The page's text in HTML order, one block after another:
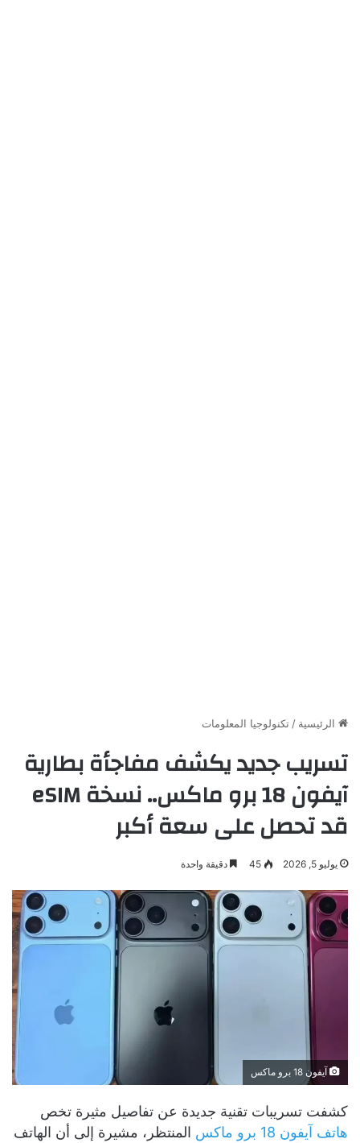
الرئيسية /تكنولوجيا المعلومات
تسريب جديد يكشف مفاجأة بطارية
آيفون 18 برو ماكس.. نسخة eSIM
قد تحصل على سعة أكبر
يوليو 5, 2026 45 دقيقة واحدة
آيفون 18 برو ماكس
كشفت تسريبات تقنية جديدة عن تفاصيل مثيرة تخص
هاتف آيفون 18 برو ماكس
المنتظر، مشيرة إلى أن الهاتف